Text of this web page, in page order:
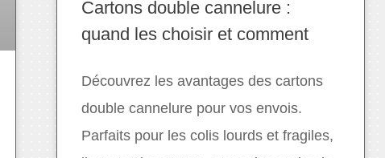
Cartons double cannelure :
quand les choisir et comment
Découvrez les avantages des cartons
double cannelure pour vos envois.
Parfaits pour les colis lourds et fragiles,